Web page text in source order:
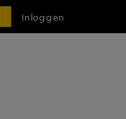
Inloggen